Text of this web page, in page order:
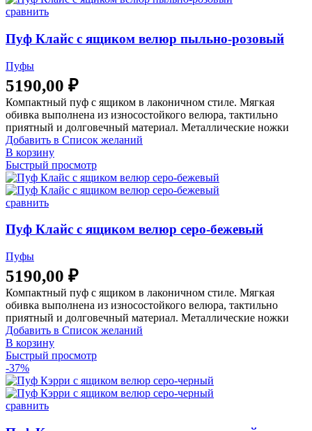
сравнить
Пуф Клайс с ящиком велюр пыльно-розовый
Пуфы
5190,00 ₽
Компактный пуф с ящиком в лаконичном стиле. Мягкая
обивка выполнена из износостойкого велюра, тактильно
приятный и долговечный материал. Металлические ножки
Добавить в Список желаний
В корзину
Быстрый просмотр
сравнить
Пуф Клайс с ящиком велюр серо-бежевый
Пуфы
5190,00 ₽
Компактный пуф с ящиком в лаконичном стиле. Мягкая
обивка выполнена из износостойкого велюра, тактильно
приятный и долговечный материал. Металлические ножки
Добавить в Список желаний
В корзину
Быстрый просмотр
-37%
сравнить